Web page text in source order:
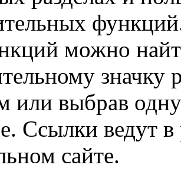
можно
значку
или выбрав
Ссылки ведут
сайте.